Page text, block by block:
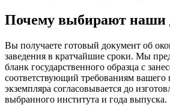
Почему выбирают наши
Вы получаете готовый документ об
заведения в кратчайшие сроки. Мы
бланк государственного образца с
соответствующий требованиям вашего
экземпляра согласовывается до
выбранного института и года выпуска.